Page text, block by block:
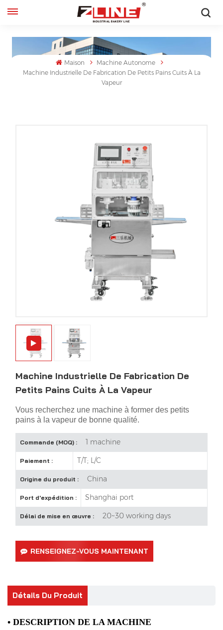
Maison
Machine Autonome
Machine Industrielle De Fabrication De Petits Pains Cuits À La
Vapeur
Machine Industrielle De Fabrication De
Petits Pains Cuits À La Vapeur
Vous recherchez une machine à former des petits
pains à la vapeur de bonne qualité.
Commande (MOQ) : 1 machine
Paiement : T/T; L/C
Origine du produit : China
Port d'expédition : Shanghai port
Délai de mise en œuvre : 20~30 working days
RENSEIGNEZ-VOUS MAINTENANT
Détails Du Produit
• DESCRIPTION DE LA MACHINE